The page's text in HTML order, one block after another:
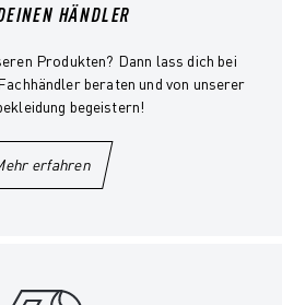
HÄNDLER
Produkten? Dann lass dich bei
beraten und von unserer
begeistern!
erfahren